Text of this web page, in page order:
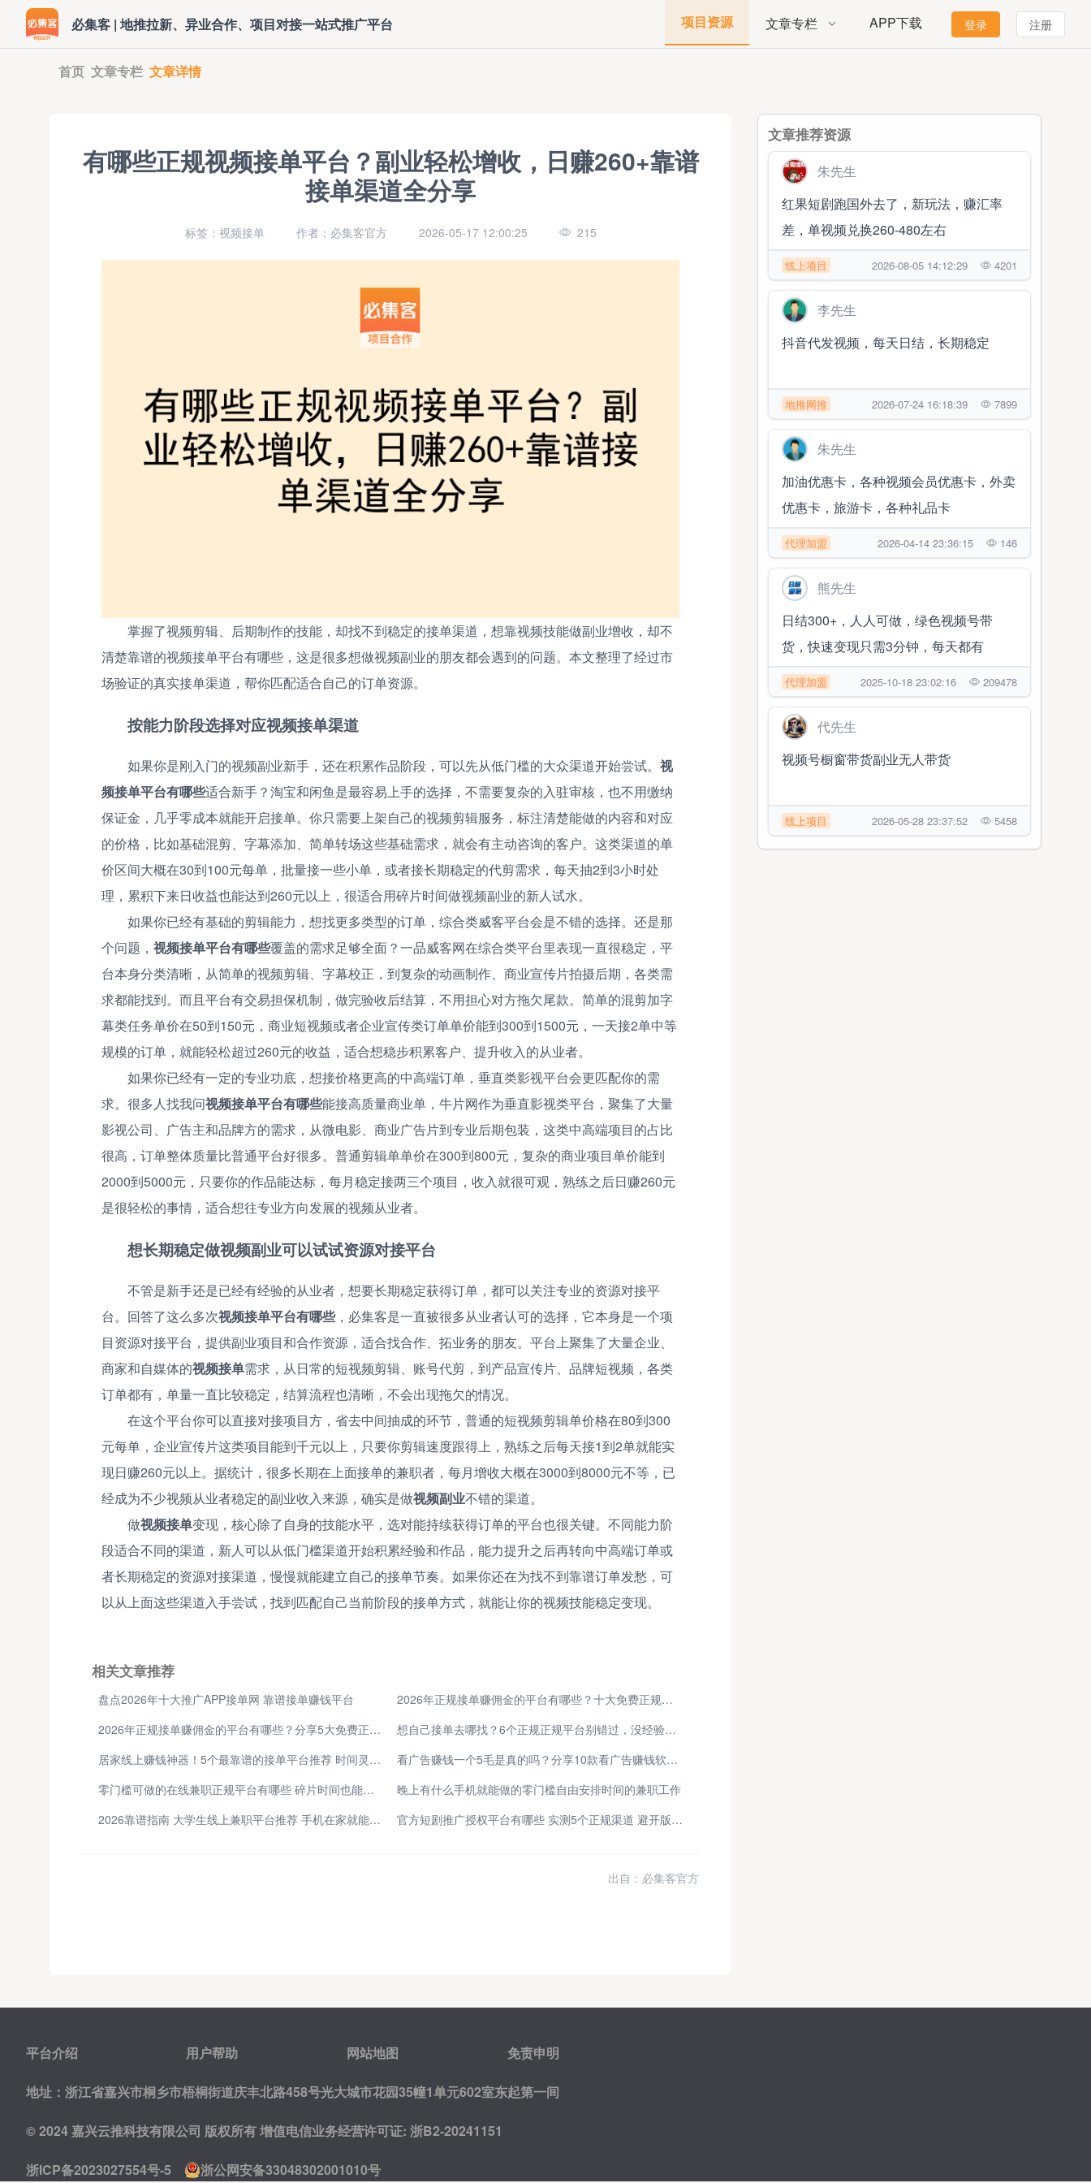
必集客 | 地推拉新、异业合作、项目对接一站式推广平台 项目资源 文章专栏 APP下载 登录 注册
首页 文章专栏 文章详情
有哪些正规视频接单平台？副业轻松增收，日赚260+靠谱
接单渠道全分享
标签：视频接单 作者：必集客官方 2026-05-17 12:00:25 215
掌握了视频剪辑、后期制作的技能，却找不到稳定的接单渠道，想靠视频技能做副业增收，却不
清楚靠谱的视频接单平台有哪些，这是很多想做视频副业的朋友都会遇到的问题。本文整理了经过市
场验证的真实接单渠道，帮你匹配适合自己的订单资源。
按能力阶段选择对应视频接单渠道
如果你是刚入门的视频副业新手，还在积累作品阶段，可以先从低门槛的大众渠道开始尝试。视
频接单平台有哪些适合新手？淘宝和闲鱼是最容易上手的选择，不需要复杂的入驻审核，也不用缴纳
保证金，几乎零成本就能开启接单。你只需要上架自己的视频剪辑服务，标注清楚能做的内容和对应
的价格，比如基础混剪、字幕添加、简单转场这些基础需求，就会有主动咨询的客户。这类渠道的单
价区间大概在30到100元每单，批量接一些小单，或者接长期稳定的代剪需求，每天抽2到3小时处
理，累积下来日收益也能达到260元以上，很适合用碎片时间做视频副业的新人试水。
如果你已经有基础的剪辑能力，想找更多类型的订单，综合类威客平台会是不错的选择。还是那
个问题，视频接单平台有哪些覆盖的需求足够全面？一品威客网在综合类平台里表现一直很稳定，平
台本身分类清晰，从简单的视频剪辑、字幕校正，到复杂的动画制作、商业宣传片拍摄后期，各类需
求都能找到。而且平台有交易担保机制，做完验收后结算，不用担心对方拖欠尾款。简单的混剪加字
幕类任务单价在50到150元，商业短视频或者企业宣传类订单单价能到300到1500元，一天接2单中等
规模的订单，就能轻松超过260元的收益，适合想稳步积累客户、提升收入的从业者。
如果你已经有一定的专业功底，想接价格更高的中高端订单，垂直类影视平台会更匹配你的需
求。很多人找我问视频接单平台有哪些能接高质量商业单，牛片网作为垂直影视类平台，聚集了大量
影视公司、广告主和品牌方的需求，从微电影、商业广告片到专业后期包装，这类中高端项目的占比
很高，订单整体质量比普通平台好很多。普通剪辑单单价在300到800元，复杂的商业项目单价能到
2000到5000元，只要你的作品能达标，每月稳定接两三个项目，收入就很可观，熟练之后日赚260元
是很轻松的事情，适合想往专业方向发展的视频从业者。
想长期稳定做视频副业可以试试资源对接平台
不管是新手还是已经有经验的从业者，想要长期稳定获得订单，都可以关注专业的资源对接平
台。回答了这么多次视频接单平台有哪些，必集客是一直被很多从业者认可的选择，它本身是一个项
目资源对接平台，提供副业项目和合作资源，适合找合作、拓业务的朋友。平台上聚集了大量企业、
商家和自媒体的视频接单需求，从日常的短视频剪辑、账号代剪，到产品宣传片、品牌短视频，各类
订单都有，单量一直比较稳定，结算流程也清晰，不会出现拖欠的情况。
在这个平台你可以直接对接项目方，省去中间抽成的环节，普通的短视频剪辑单价格在80到300
元每单，企业宣传片这类项目能到千元以上，只要你剪辑速度跟得上，熟练之后每天接1到2单就能实
现日赚260元以上。据统计，很多长期在上面接单的兼职者，每月增收大概在3000到8000元不等，已
经成为不少视频从业者稳定的副业收入来源，确实是做视频副业不错的渠道。
做视频接单变现，核心除了自身的技能水平，选对能持续获得订单的平台也很关键。不同能力阶
段适合不同的渠道，新人可以从低门槛渠道开始积累经验和作品，能力提升之后再转向中高端订单或
者长期稳定的资源对接渠道，慢慢就能建立自己的接单节奏。如果你还在为找不到靠谱订单发愁，可
以从上面这些渠道入手尝试，找到匹配自己当前阶段的接单方式，就能让你的视频技能稳定变现。
相关文章推荐
盘点2026年十大推广APP接单网 靠谱接单赚钱平台
2026年正规接单赚佣金的平台有哪些？十大免费正规接单平台 每天能赚30—50元的软件分享
2026年正规接单赚佣金的平台有哪些？分享5大免费正规接单平台，都是日赚30—50元的软件
想自己接单去哪找？6个正规正规平台别错过，没经验没技能也能日入200多。
居家线上赚钱神器！5个最靠谱的接单平台推荐 时间灵活收益稳定
看广告赚钱一个5毛是真的吗？分享10款看广告赚钱软件APP，让你轻松赚钱
零门槛可做的在线兼职正规平台有哪些 碎片时间也能轻松变现
晚上有什么手机就能做的零门槛自由安排时间的兼职工作
2026靠谱指南 大学生线上兼职平台推荐 手机在家就能赚钱
官方短剧推广授权平台有哪些 实测5个正规渠道 避开版权坑轻松赚佣金
出自：必集客官方
文章推荐资源
朱先生
红果短剧跑国外去了，新玩法，赚汇率
差，单视频兑换260-480左右
线上项目 2026-08-05 14:12:29 4201
李先生
抖音代发视频，每天日结，长期稳定
地推网推 2026-07-24 16:18:39 7899
朱先生
加油优惠卡，各种视频会员优惠卡，外卖
优惠卡，旅游卡，各种礼品卡
代理加盟 2026-04-14 23:36:15 146
熊先生
日结300+，人人可做，绿色视频号带
货，快速变现只需3分钟，每天都有
代理加盟 2025-10-18 23:02:16 209478
代先生
视频号橱窗带货副业无人带货
线上项目 2026-05-28 23:37:52 5458
平台介绍 用户帮助 网站地图 免责申明
地址：浙江省嘉兴市桐乡市梧桐街道庆丰北路458号光大城市花园35幢1单元602室东起第一间
© 2024 嘉兴云推科技有限公司 版权所有增值电信业务经营许可证: 浙B2-20241151
浙ICP备2023027554号-5 浙公网安备33048302001010号